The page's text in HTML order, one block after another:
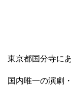
東京都国分寺に
国内唯一の演劇